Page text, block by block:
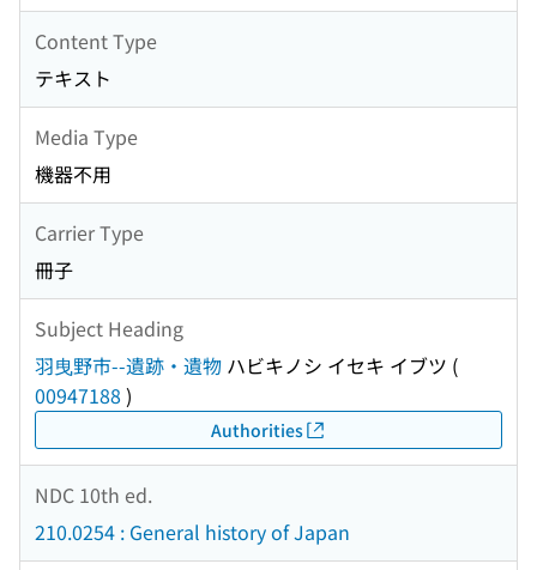
Content Type
テキスト
Media Type
機器不用
Carrier Type
冊子
Subject Heading
羽曳野市--遺跡・遺物 ハビキノシ イセキ イブツ (
00947188 )
Authorities
NDC 10th ed.
210.0254 : General history of Japan